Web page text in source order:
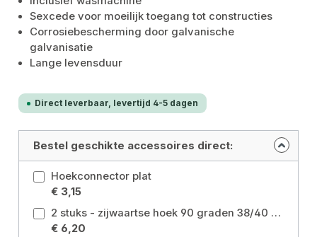
Sexcede voor moeilijk toegang tot constructies
Corrosiebescherming door galvanische
galvanisatie
Lange levensduur
Direct leverbaar, levertijd 4-5 dagen
Bestel geschikte accessoires direct:
Hoekconnector plat
€ 3,15
2 stuks - zijwaartse hoek 90 graden 38/40 + 40/60 galv. Maat: 90°
€ 6,20